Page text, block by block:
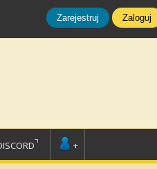
Zarejestruj Zaloguj
+